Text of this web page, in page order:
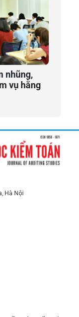
nhũng,
vụ hằng
Hà Nội